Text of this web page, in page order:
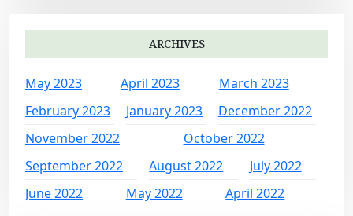
ARCHIVES
May 2023 April 2023
March 2023
February 2023
January 2023
December 2022
November 2022
October 2022
September 2022
August 2022
July 2022
June 2022
May 2022 April 2022